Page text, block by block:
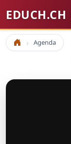
EDUCH.CH
Accueil Agenda